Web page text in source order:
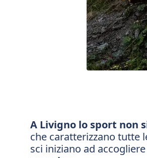
A Livigno lo sport non
che caratterizzano tutte
sci iniziano ad